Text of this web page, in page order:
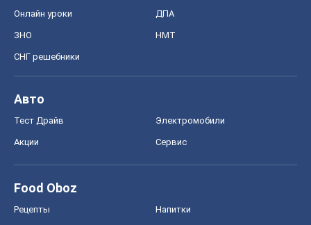
Онлайн уроки ДПА
ЗНО НМТ
СНГ решебники
Авто
Тест Драйв Электромобили
Акции Сервис
Food Oboz
Рецепты Напитки